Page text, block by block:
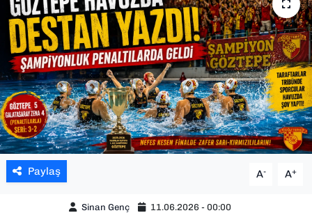
Paylaş A- A+
Sinan Genç 11.06.2026 - 00:00
YAŞAM
YEREL YÖNETİMLER